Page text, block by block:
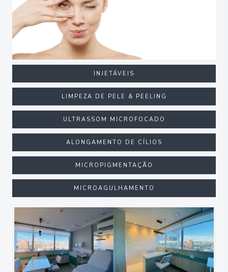
INJETÁVEIS
LIMPEZA DE PELE & PEELING
ULTRASSOM MICROFOCADO
ALONGAMENTO DE CÍLIOS
MICROPIGMENTAÇÃO
MICROAGULHAMENTO